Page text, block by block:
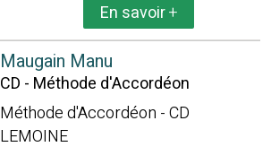
En savoir+
Maugain Manu
CD - Méthode d'Accordéon
Méthode d'Accordéon - CD
LEMOINE